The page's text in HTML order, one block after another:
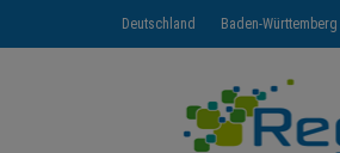
Deutschland Baden-Württemberg